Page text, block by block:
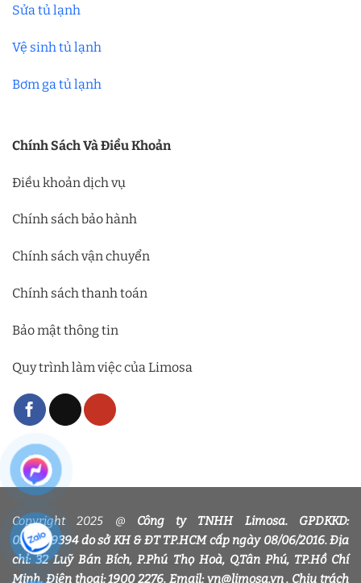
Sửa tủ lạnh
Vệ sinh tủ lạnh
Bơm ga tủ lạnh
Chính Sách Và Điều Khoản
Điều khoản dịch vụ
Chính sách bảo hành
Chính sách vận chuyển
Chính sách thanh toán
Bảo mật thông tin
Quy trình làm việc của Limosa
Copyright 2025 @ Công ty TNHH Limosa. GPDKKD:
0318339394 do sở KH & ĐT TP.HCM cấp ngày 08/06/2016. Địa
chỉ: 32 Luỹ Bán Bích, P.Phú Thọ Hoà, Q.Tân Phú, TP.Hồ Chí
Minh. Điện thoại: 1900 2276. Email: vn@limosa.vn . Chịu trách